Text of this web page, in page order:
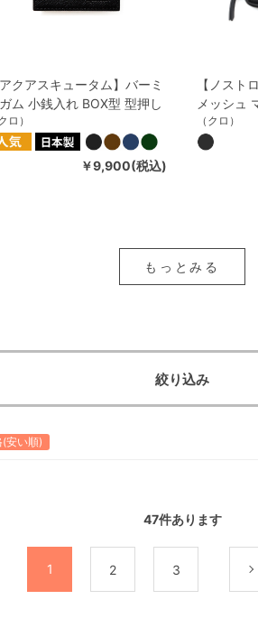
アクアスキュータム】バーミ
ム 小銭入れ BOX型 型押し
ロ）
￥9,900(税込)
【ノスト
メッシュ
（クロ）
もっとみる
絞り込み
(安い順)
47件あります
1 2 3